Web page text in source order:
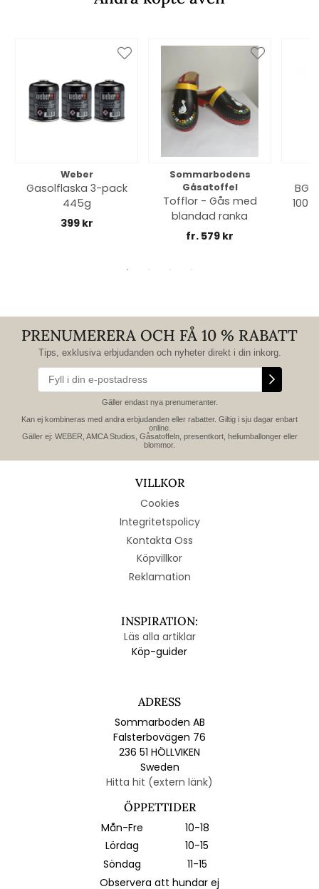
Weber
Gasolflaska 3-pack
445g
399 kr
Sommarbodens
Gåsatoffel
Tofflor - Gås med
blandad ranka
fr. 579 kr
PRENUMERERA OCH FÅ 10 % RABATT
Tips, exklusiva erbjudanden och nyheter direkt i din inkorg.
Gäller endast nya prenumeranter.
Kan ej kombineras med andra erbjudanden eller rabatter. Giltig i sju dagar enbart
online.
Gäller ej: WEBER, AMCA Studios, Gåsatoffeln, presentkort, heliumballonger eller
blommor.
VILLKOR
Cookies
Integritetspolicy
Kontakta Oss
Köpvillkor
Reklamation
INSPIRATION:
Läs alla artiklar
Köp-guider
ADRESS
Sommarboden AB
Falsterbovägen 76
236 51 HÖLLVIKEN
Sweden
Hitta hit (extern länk)
ÖPPETTIDER
Mån-Fre
10-18
Lördag
10-15
Söndag
11-15
Observera att hundar ej